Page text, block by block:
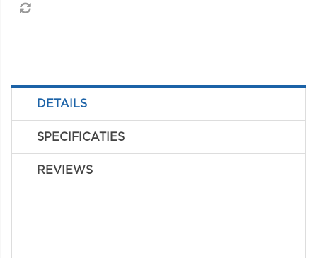
DETAILS
SPECIFICATIES
REVIEWS